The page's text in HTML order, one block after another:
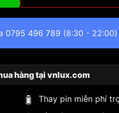
0795 496 789 (8:30 - 22:00)
hàng tại vnlux.com
Thay pin miễn phí